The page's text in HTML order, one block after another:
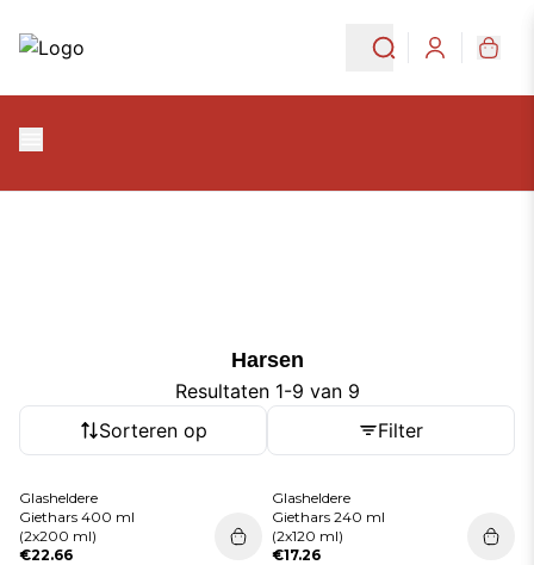
Login
Harsen
Harsen
Resultaten 1-9 van 9
Sorteren op
Filter
Glasheldere
Giethars 400 ml
(2x200 ml)
€22.66
Glasheldere
Giethars 240 ml
(2x120 ml)
€17.26